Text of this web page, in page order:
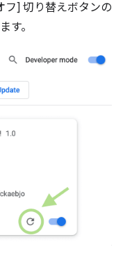
フ] 切り替えボタンの
す。